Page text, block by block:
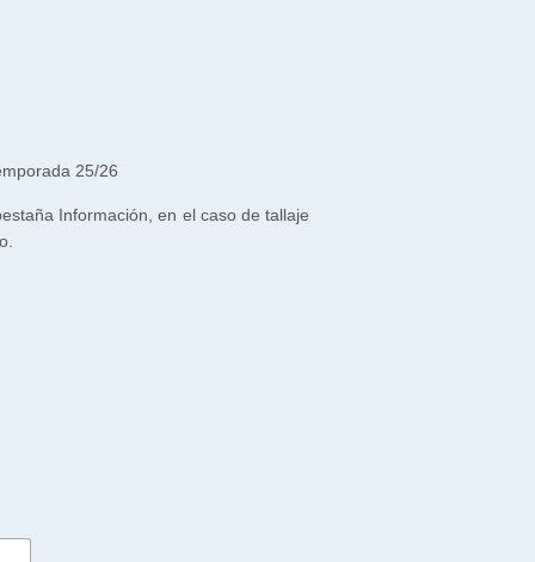
25/26
Información, en el caso de tallaje